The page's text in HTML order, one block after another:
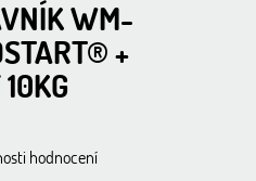
WM-
+
hodnocení